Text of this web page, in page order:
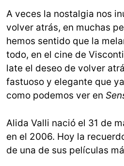
A veces la nostalgia nos
volver atrás, en muchas
hemos sentido que la
todo, en el cine de
late el deseo de volver
fastuoso y elegante que
como podemos ver en
Alida Valli nació el 31 de
en el 2006. Hoy la
de una de sus películas